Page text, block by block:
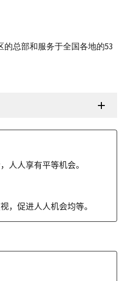
总部和服务于全国各地的53
人人享有平等机会。
，促进人人机会均等。